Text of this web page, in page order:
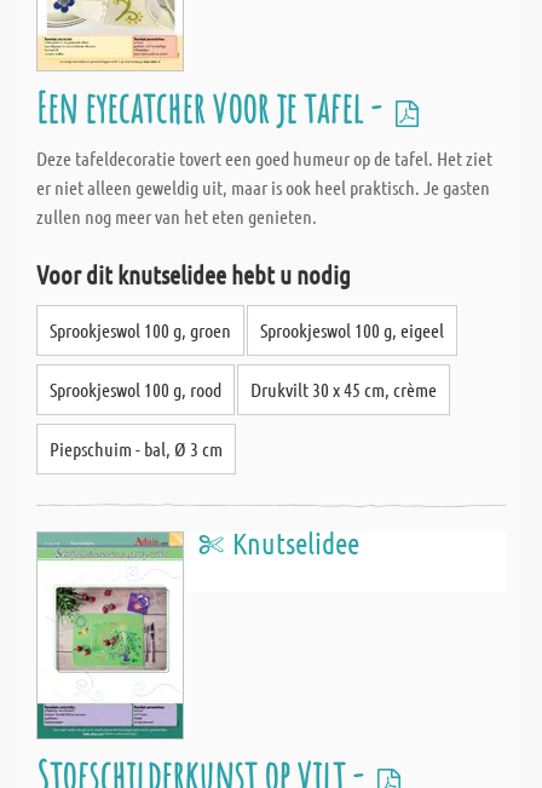
Een eyecatcher voor je tafel -
Deze tafeldecoratie tovert een goed humeur op de tafel. Het ziet
er niet alleen geweldig uit, maar is ook heel praktisch. Je gasten
zullen nog meer van het eten genieten.
Voor dit knutselidee hebt u nodig
Sprookjeswol 100 g, groen Sprookjeswol 100 g, eigeel
Sprookjeswol 100 g, rood Drukvilt 30 x 45 cm, crème
Piepschuim - bal, Ø 3 cm
Knutselidee
Stofschilderkunst op vilt -